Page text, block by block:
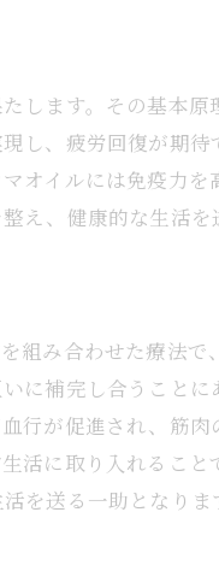
活にアロママッサージ
られる簡単なアロマ
ディフューザーで作る
のリラックスに最適
アロママッサージの
ッサージが健康に与
康を守るアロママッサ
進につながるアロマ
ッサージがもたらす
します。その基本
し、疲労回復が期
オイルには免疫力
え、健康的な生活を
組み合わせた療法
に補完し合うこと
行が促進され、筋
活に取り入れるこ
を送る一助となりま